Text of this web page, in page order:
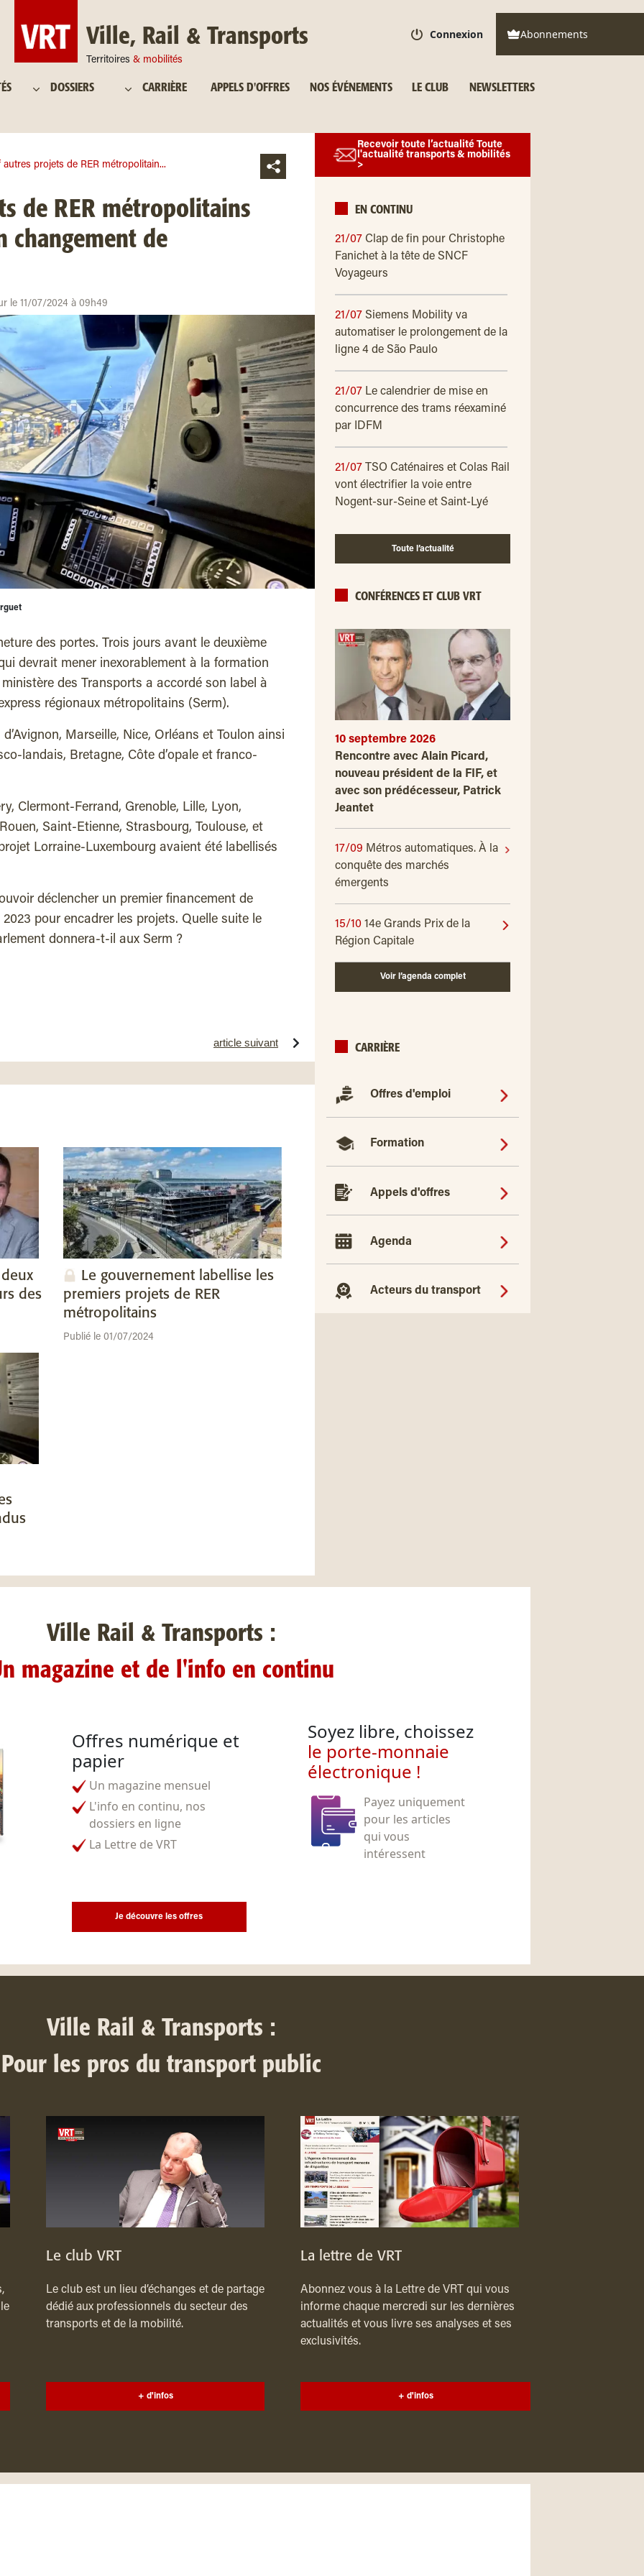
Ville, Rail & Transports
Territoires & mobilités
Connexion Abonnements
DOSSIERS CARRIÈRE APPELS D'OFFRES NOS ÉVÉNEMENTS LE CLUB NEWSLETTERS
autres projets de RER métropolitain...
de RER métropolitains
changement de
le 11/07/2024 à 09h49
des portes. Trois jours avant le deuxième
devrait mener inexorablement à la formation
des Transports a accordé son label à
régionaux métropolitains (Serm).
Marseille, Nice, Orléans et Toulon ainsi
landais, Bretagne, Côte d’opale et franco-
Clermont‑Ferrand, Grenoble, Lille, Lyon,
Saint‑Etienne, Strasbourg, Toulouse, et
Lorraine-Luxembourg avaient été labellisés
déclencher un premier financement de
pour encadrer les projets. Quelle suite le
donnera-t-il aux Serm ?
article suivant
des
Le gouvernement labellise les
premiers projets de RER
métropolitains
Publié le 01/07/2024
Recevoir toute l’actualité Toute
l'actualité transports & mobilités
>
EN CONTINU
21/07 Clap de fin pour Christophe
Fanichet à la tête de SNCF
Voyageurs
21/07 Siemens Mobility va
automatiser le prolongement de la
ligne 4 de São Paulo
21/07 Le calendrier de mise en
concurrence des trams réexaminé
par IDFM
21/07
TSO Caténaires et Colas Rail
vont électrifier la voie entre
Nogent-sur-Seine et Saint-Lyé
Toute l’actualité
CONFÉRENCES ET CLUB VRT
10 septembre 2026
Rencontre avec Alain Picard,
nouveau président de la FIF, et
avec son prédécesseur, Patrick
Jeantet
17/09 Métros automatiques. À la
conquête des marchés
émergents
15/10 14e Grands Prix de la
Région Capitale
Voir l’agenda complet
CARRIÈRE
Offres d'emploi
Formation
Appels d'offres
Agenda
Acteurs du transport
Ville Rail & Transports :
magazine et de l'info en continu
Offres numérique et
papier
Un magazine mensuel
L'info en continu, nos
dossiers en ligne
La Lettre de VRT
Soyez libre, choissez
le porte-monnaie
électronique !
Payez uniquement
pour les articles
qui vous
intéressent
Je découvre les offres
Ville Rail & Transports :
Pour les pros du transport public
Le club VRT
Le club est un lieu d’échanges et de partage
dédié aux professionnels du secteur des
transports et de la mobilité.
+ d'infos
La lettre de VRT
Abonnez vous à la Lettre de VRT qui vous
informe chaque mercredi sur les dernières
actualités et vous livre ses analyses et ses
exclusivités.
+ d'infos